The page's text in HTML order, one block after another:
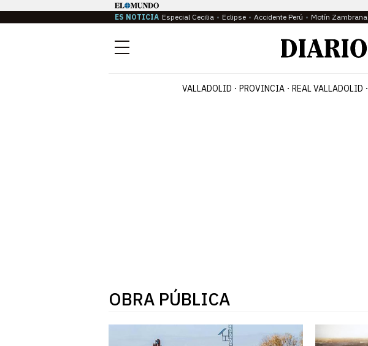
ES NOTICIA Especial Cecilia Eclipse Accidente Perú Motín Zambrana
Menú
VALLADOLID PROVINCIA REAL VALLADOLID
OBRA PÚBLICA